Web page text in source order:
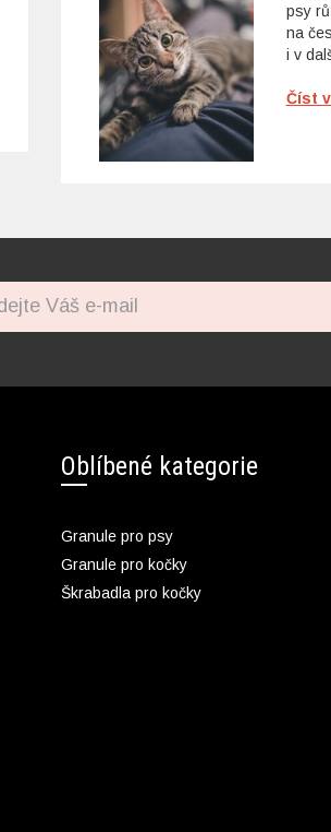
psy
na
i v
Číst
Oblíbené kategorie
Granule pro psy
Granule pro kočky
Škrabadla pro kočky